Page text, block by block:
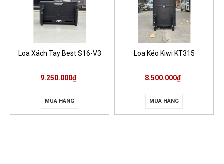
Loa Xách Tay Best S16-V3
9.250.000₫
MUA HÀNG
Loa Kéo Kiwi KT315
8.500.000₫
MUA HÀNG